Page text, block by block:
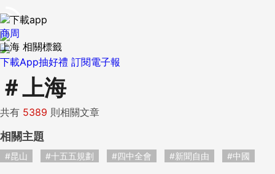
下載App抽好禮 訂閱電子報
商周
上海 相關標籤
＃上海
共有 5389 則相關文章
相關主題
#昆山 #十五五規劃 #四中全會 #新聞自由 #中國